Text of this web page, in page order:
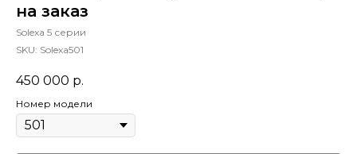
на заказ
Solexa 5 серии
SKU: Solexa501
450 000 р.
Номер модели